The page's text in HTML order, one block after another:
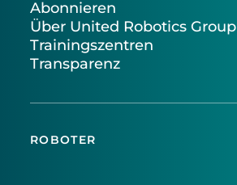
Abonnieren
Über United Robotics Group
Trainingszentren
Transparenz
ROBOTER